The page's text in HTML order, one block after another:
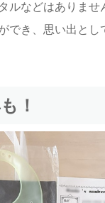
ルなどはありませ
でき、思い出とし
！